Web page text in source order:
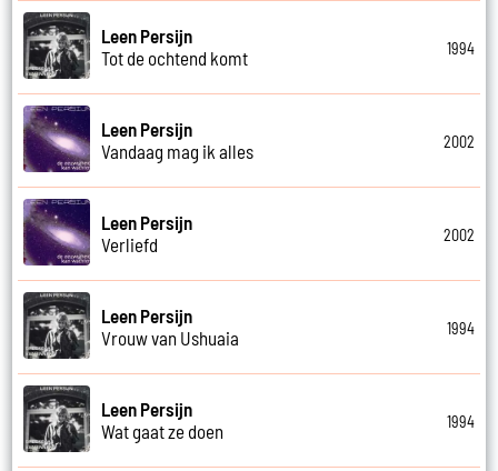
Leen Persijn
Tot de ochtend komt
1994
Leen Persijn
Vandaag mag ik alles
2002
Leen Persijn
Verliefd
2002
Leen Persijn
Vrouw van Ushuaia
1994
Leen Persijn
Wat gaat ze doen
1994